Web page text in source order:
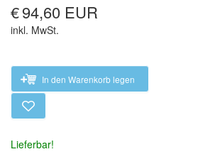
€94,60 EUR
inkl. MwSt.
In den Warenkorb legen
Lieferbar!